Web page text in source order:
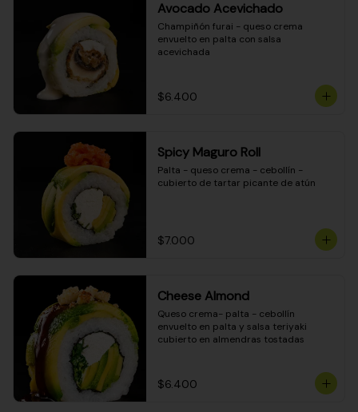
Avocado Acevichado
Champiñón furai - queso crema
envuelto en palta con salsa
acevichada
$6.400
Spicy Maguro Roll
Palta - queso crema - cebollín -
cubierto de tartar picante de atún
$7.000
Cheese Almond
Queso crema- palta - cebollín
envuelto en palta y salsa teriyaki
cubierto en almendras tostadas
$6.400